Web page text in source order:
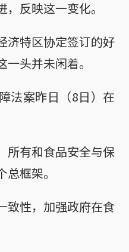
反映这一变化。
济特区协定签订的好
头并未闲着。
法案昨日（8日）在
所有和食品安全与保
框架。
致性，加强政府在食